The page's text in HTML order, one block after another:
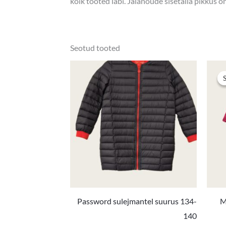
Seotud tooted
Password sulejmantel suurus 134-
140